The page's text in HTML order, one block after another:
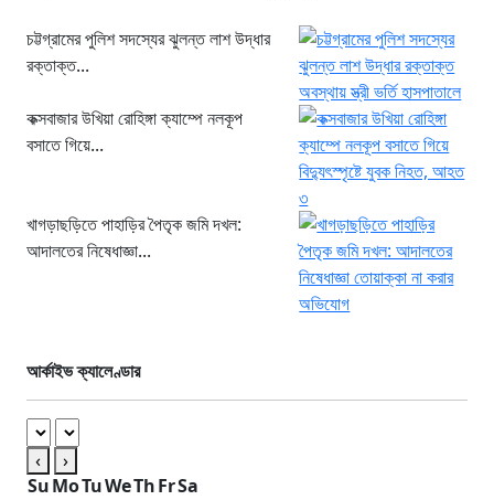
চট্টগ্রামের পুলিশ সদস্যের ঝুলন্ত লাশ উদ্ধার
রক্তাক্ত...
কক্সবাজার উখিয়া রোহিঙ্গা ক্যাম্পে নলকূপ
বসাতে গিয়ে...
খাগড়াছড়িতে পাহাড়ির পৈতৃক জমি দখল:
আদালতের নিষেধাজ্ঞা...
আর্কাইভ ক্যালেণ্ডার
‹
›
SuMoTuWeThFrSa